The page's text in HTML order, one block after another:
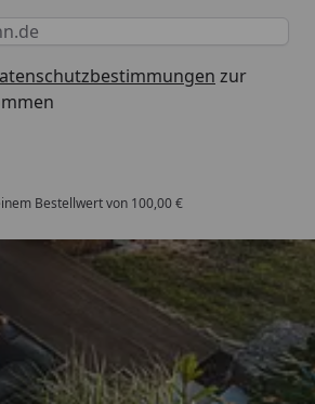
zur
Bestellwert von 100,00 €
Trusted Shops
4,93/ 5